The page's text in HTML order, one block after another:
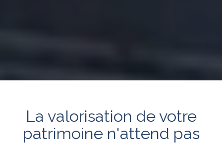
La valorisation de votre
patrimoine n'attend pas